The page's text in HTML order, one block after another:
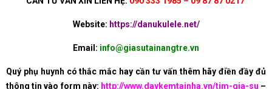
Website: https://danukulele.net/
Email: info@giasutainangtre.vn
Quý phụ huynh có thắc mắc hay cần tư vấn thêm hãy điền đầy đủ
thông tin vào form này: http://www.daykemtainha.vn/tim-gia-su –